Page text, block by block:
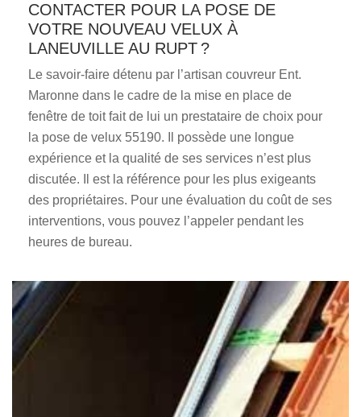
CONTACTER POUR LA POSE DE
VOTRE NOUVEAU VELUX À
LANEUVILLE AU RUPT ?
Le savoir-faire détenu par l’artisan couvreur Ent.
Maronne dans le cadre de la mise en place de
fenêtre de toit fait de lui un prestataire de choix pour
la pose de velux 55190. Il possède une longue
expérience et la qualité de ses services n’est plus
discutée. Il est la référence pour les plus exigeants
des propriétaires. Pour une évaluation du coût de ses
interventions, vous pouvez l’appeler pendant les
heures de bureau.